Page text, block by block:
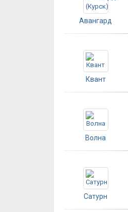
Авангард
Квант
Волна
Сатурн